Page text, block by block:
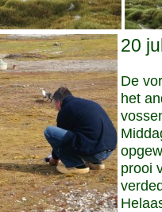
20
De
het
prooi